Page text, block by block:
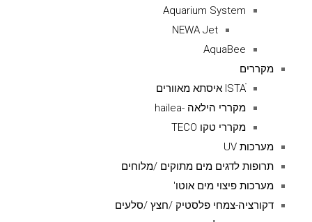
Aquarium System
NEWA Jet
AquaBee
מקררים
ISTAׁׂ איסתא מאוורים
מקררי הילאה -hailea
מקררי טקו TECO
מערכות UV
תרופות לדגים מים מתוקים /מלוחים
מערכות פיצוי מים אוטו'
דקורציה-צמחי פלסטיק /חצץ /סלעים